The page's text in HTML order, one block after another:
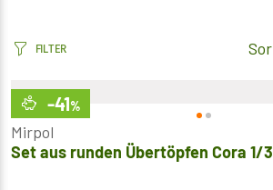
FILTER
-41%
Mirpol
Set aus runden Übertöpfen Cora 1/3